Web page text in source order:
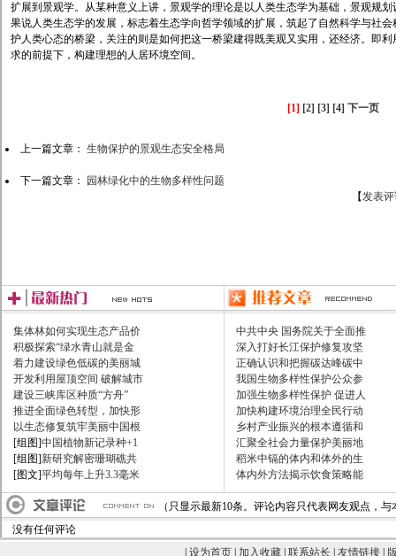
扩展到景观学。从某种意义上讲，景观学的理论是以人类生态学为基础，景观规
果说人类生态学的发展，标志着生态学向哲学领域的扩展，筑起了自然科学与社
护人类心态的桥梁，关注的则是如何把这一桥梁建得既美观又实用，还经济。即
求的前提下，构建理想的人居环境空间。
[1] [2] [3] [4] 下一页
上一篇文章： 生物保护的景观生态安全格局
下一篇文章：
园林绿化中的生物多样性问题
【发表
集体林如何实现生态产品价
积极探索“绿水青山就是金
着力建设绿色低碳的美丽城
开发利用屋顶空间 破解城市
建设三峡库区种质“方舟”
推进全面绿色转型，加快形
以生态修复筑牢美丽中国根
[组图]中国植物新记录种+1
[组图]新研究解密珊瑚礁共
[图文]平均每年上升3.3毫米
中共中央 国务院关于全面推
深入打好长江保护修复攻坚
正确认识和把握碳达峰碳中
我国生物多样性保护公众参
加强生物多样性保护 促进人
加快构建环境治理全民行动
乡村产业振兴的根本遵循和
汇聚全社会力量保护美丽地
稻米中镉的体内和体外的生
体内外方法揭示饮食策略能
（只显示最新10条。评论内容只代表网友观点，
没有任何评论
|设为首页 |加入收藏 |联系站长 |友情链接